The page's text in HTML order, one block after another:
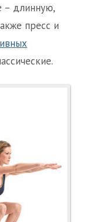
– длинную,
пресс и